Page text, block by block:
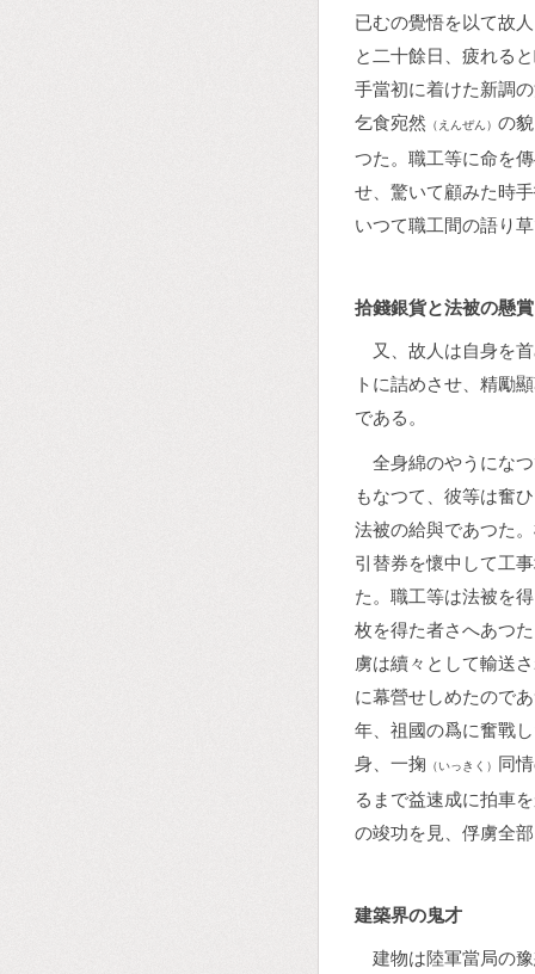
已むの覺悟を以て故
と二十餘日、疲れる
手當初に着けた新調
乞食宛然 （えんぜん） の
つた。職工等に命を
せ、驚いて顧みた時
いつて職工間の語り
拾錢銀貨と法被の懸賞
又、故人は自身を
トに詰めさせ、精勵
である。
全身綿のやうにな
もなつて、彼等は奮
法被の給與であつた
引替券を懷中して工
た。職工等は法被を
枚を得た者さへあつ
虜は續々として輸送
に幕營せしめたので
年、祖國の爲に奮戰
身、一掬 （いっきく） 同
るまで益速成に拍車
の竣功を見、俘虜全
建築界の鬼才
建物は陸軍當局の